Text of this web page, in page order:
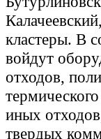
кластеры. В
войдут
отходов,
иных
твердых